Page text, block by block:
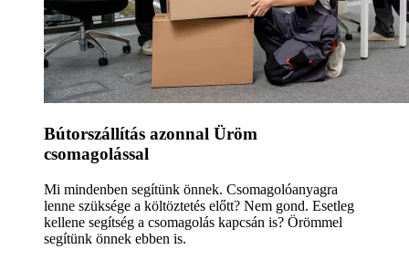
Bútorszállítás azonnal Üröm
csomagolással
Mi mindenben segítünk önnek. Csomagolóanyagra
lenne szüksége a költöztetés előtt? Nem gond. Esetleg
kellene segítség a csomagolás kapcsán is? Örömmel
segítünk önnek ebben is.